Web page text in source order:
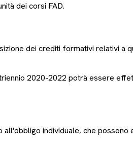
dei corsi FAD.
dei crediti formativi relativi a
2020-2022 potrà essere
individuale, che possono